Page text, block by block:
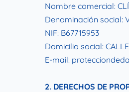
Nombre comercial:
Denominación social:
NIF: B67715953
Domicilio social:
E-mail:
2. DERECHOS DE